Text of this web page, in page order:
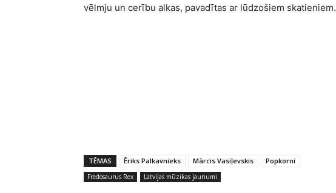
vēlmju un cerību alkas, pavadītas ar lūdzošiem skatieniem.
TĒMAS Ēriks Palkavnieks Mārcis Vasiļevskis Popkorni
Fredosaurus Rex Latvijas mūzikas jaunumi